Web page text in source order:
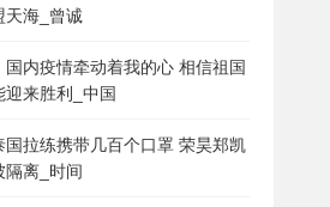
天海_曾诚
国内疫情牵动着我的心 相信祖国
迎来胜利_中国
国拉练携带几百个口罩 荣昊郑凯
隔离_时间